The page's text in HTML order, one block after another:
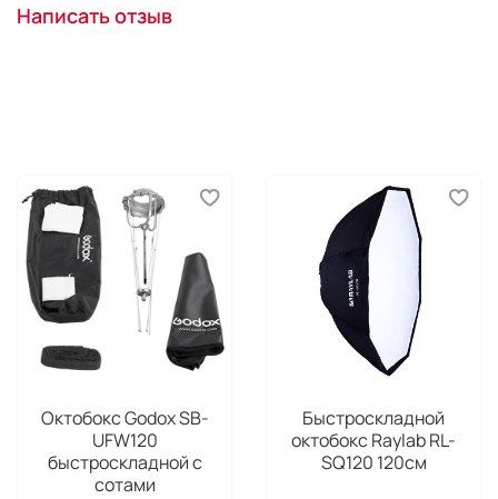
Написать отзыв
Октобокс Godox SB-
UFW120
быстроскладной с
сотами
Быстроскладной
октобокс Raylab RL-
SQ120 120см